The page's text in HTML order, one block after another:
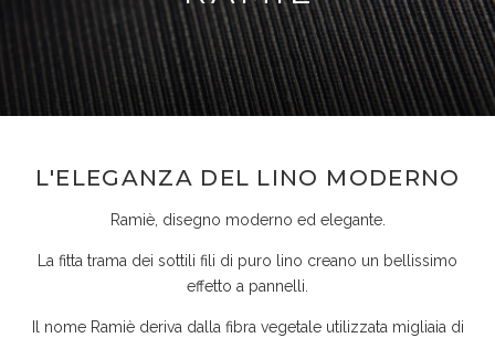
L'ELEGANZA DEL LINO MODERNO
Ramiè, disegno moderno ed elegante.
La fitta trama dei sottili fili di puro lino creano un bellissimo
effetto a pannelli.
Il nome Ramiè deriva dalla fibra vegetale utilizzata migliaia di